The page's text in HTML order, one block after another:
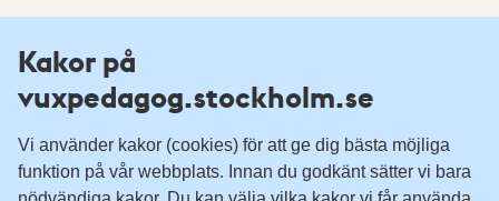
Fler resurser
Vuxenutbildning Stockholm
Information för leverantörsskolor
Kakor på
vuxpedagog.stockholm.se
Vi använder kakor (cookies) för att ge dig bästa möjliga
funktion på vår webbplats. Innan du godkänt sätter vi bara